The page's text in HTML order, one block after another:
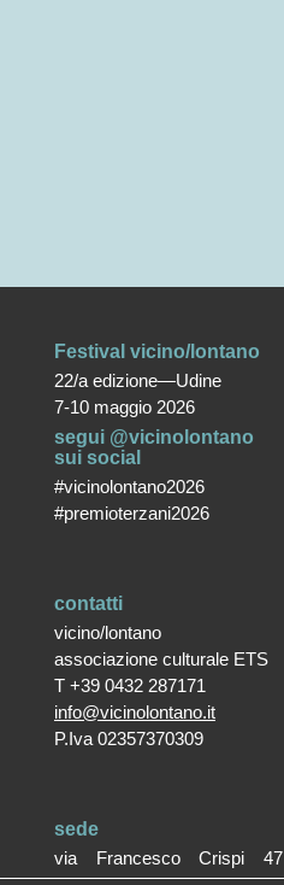
Festival vicino/lontano
22/a edizione—Udine
7-10 maggio 2026
segui @vicinolontano
sui social
#vicinolontano2026
#premioterzani2026
contatti
vicino/lontano
associazione culturale ETS
T +39 0432 287171
info@vicinolontano.it
P.Iva 02357370309
sede
via Francesco Crispi 47